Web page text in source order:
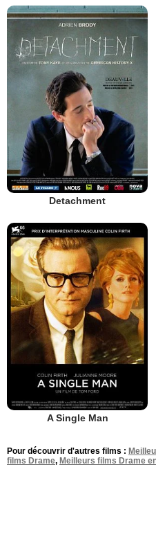
Detachment
A Single Man
Pour découvrir d'autres films :
films Drame, Meilleurs films Drame